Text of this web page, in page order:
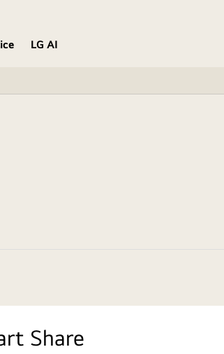
LG AI
Share